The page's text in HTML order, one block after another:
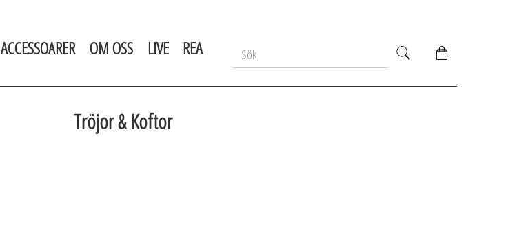
ACCESSOARER OM OSS LIVE REA
Tröjor & Koftor